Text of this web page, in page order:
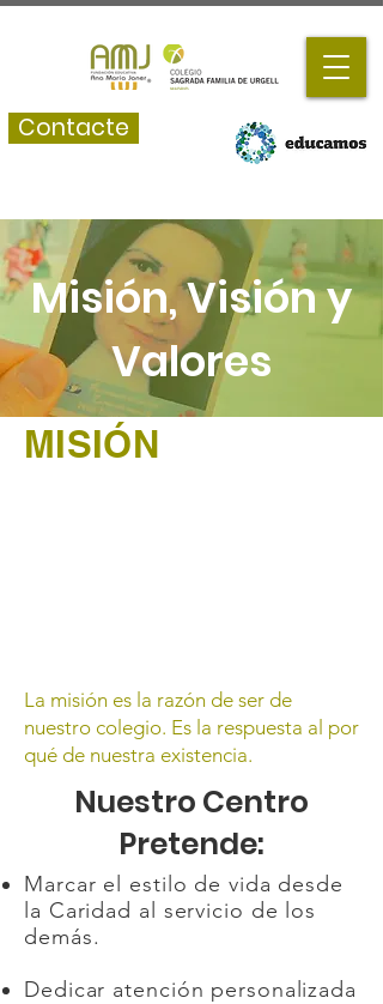
Contacte
Misión, Visión y
Valores
MISIÓN
La misión es la razón de ser de
nuestro colegio. Es la respuesta al por
qué de nuestra existencia.
Nuestro Centro
Pretende:
Marcar el estilo de vida desde
la Caridad al servicio de los
demás.
Dedicar atención personalizada